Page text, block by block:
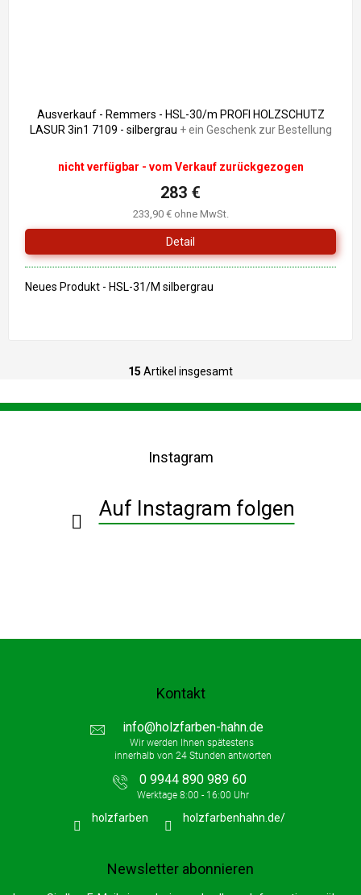
Ausverkauf - Remmers - HSL-30/m PROFI HOLZSCHUTZ
LASUR 3in1 7109 - silbergrau + ein Geschenk zur Bestellung
nicht verfügbar - vom Verkauf zurückgezogen
233,90 € ohne MwSt.
283 €
Detail
Neues Produkt - HSL-31/M silbergrau
S
e
r
e
e
m
L
t
e
15 Artikel insgesamt
F
Instagram
Auf Instagram folgen
Kontakt
info@holzfarben-hahn.de
0 9944 890 989 60
holzfarben holzfarbenhahn.de/
Newsletter abonnieren